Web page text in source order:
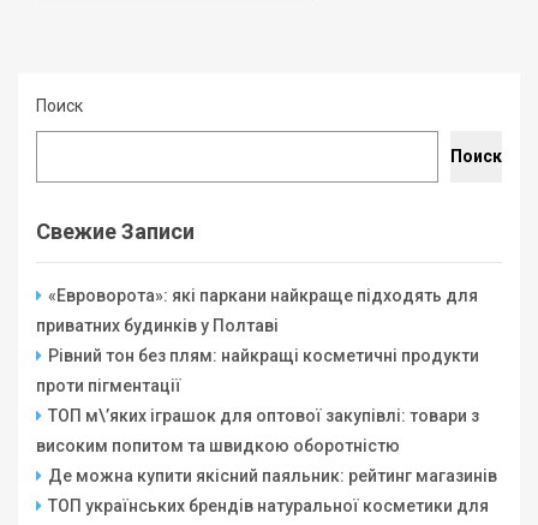
Поиск
Поиск
Свежие Записи
«Евроворота»: які паркани найкраще підходять для
приватних будинків у Полтаві
Рівний тон без плям: найкращі косметичні продукти
проти пігментації
ТОП м\’яких іграшок для оптової закупівлі: товари з
високим попитом та швидкою оборотністю
Де можна купити якісний паяльник: рейтинг магазинів
ТОП українських брендів натуральної косметики для